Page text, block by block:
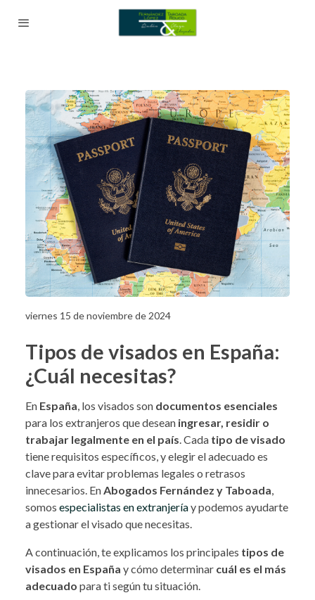
viernes 15 de noviembre de 2024
Tipos de visados en España:
¿Cuál necesitas?
En España, los visados son documentos esenciales
para los extranjeros que desean ingresar, residir o
trabajar legalmente en el país. Cada tipo de visado
tiene requisitos específicos, y elegir el adecuado es
clave para evitar problemas legales o retrasos
innecesarios. EnAbogados Fernández y Taboada,
somos especialistas en extranjeríay podemos ayudarte
a gestionar el visado que necesitas.
A continuación, te explicamos los principales tipos de
visados en España y cómo determinar cuál es el más
adecuado para ti según tu situación.